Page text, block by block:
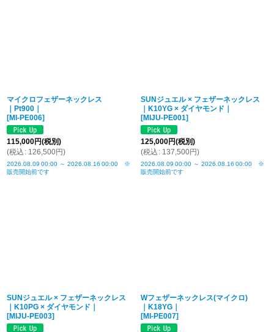
マイクロフェザーネックレス
｜Pt900｜
[MI-PE006]
115,000円(税別)
(税込 : 126,500円)
2026.08.09 00:00 ～ 2026.08.16 00:00 ※
販売開始前です
SUNジュエル × フェザーネックレス
｜K10YG × ダイヤモンド｜
[MIJU-PE001]
125,000円(税別)
(税込 : 137,500円)
2026.08.09 00:00 ～ 2026.08.16 00:00 ※
販売開始前です
SUNジュエル × フェザーネックレス
｜K10PG × ダイヤモンド｜
[MIJU-PE003]
Wフェザーネックレス(マイクロ)
｜K18YG｜
[MI-PE007]